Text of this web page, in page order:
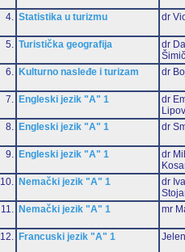
4. Statistika u turizmu dr
5. Turistička geografija
dr
6.
Kulturno nasleđe i turizam dr
7. Engleski jezik "A" 1
dr
8.
Engleski jezik "A" 1 dr
9. Engleski jezik "A" 1
dr
10.
Nemački jezik "A" 1
dr
11.
Nemački jezik "A" 1 mr
12. Francuski jezik "A" 1